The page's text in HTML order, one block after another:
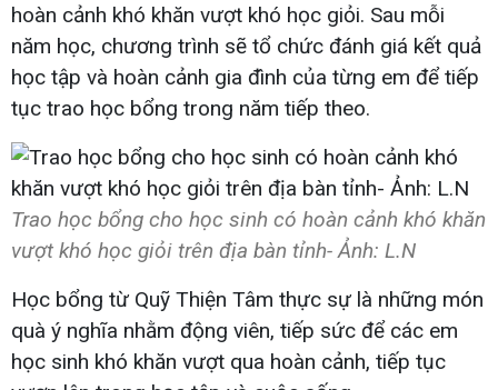
hoàn cảnh khó khăn vượt khó học giỏi. Sau mỗi
năm học, chương trình sẽ tổ chức đánh giá kết quả
học tập và hoàn cảnh gia đình của từng em để tiếp
tục trao học bổng trong năm tiếp theo.
Trao học bổng cho học sinh có hoàn cảnh khó khăn
vượt khó học giỏi trên địa bàn tỉnh- Ảnh: L.N
Học bổng từ Quỹ Thiện Tâm thực sự là những món
quà ý nghĩa nhằm động viên, tiếp sức để các em
học sinh khó khăn vượt qua hoàn cảnh, tiếp tục